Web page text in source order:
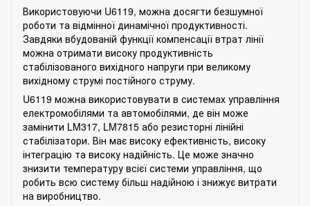
Використовуючи U6119, можна досягти безшумної
роботи та відмінної динамічної продуктивності.
Завдяки вбудованій функції компенсації втрат лінії
можна отримати високу продуктивність
стабілізованого вихідного напруги при великому
вихідному струмі постійного струму.
U6119 можна використовувати в системах управління
електромобілями та автомобілями, де він може
замінити LM317, LM7815 або резисторні лінійні
стабілізатори. Він має високу ефективність, високу
інтеграцію та високу надійність. Це може значно
знизити температуру всієї системи управління, що
робить всю систему більш надійною і знижує витрати
на виробництво.